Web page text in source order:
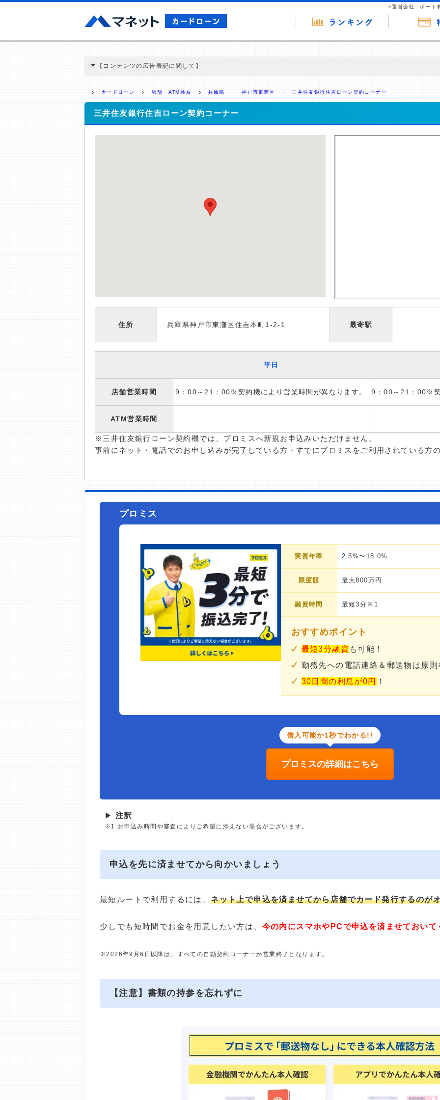
>運営会社：ポート
【コンテンツの広告表記に関して】
ミ収集などに基づき、公平性を担保した情報提供を行っています。
>提携企業一覧
カードローン 店舗・ATM検索 兵庫県 神戸市東灘区 三井住友銀行住吉ローン契約コーナー
三井住友銀行住吉ローン契約コーナー
住所 兵庫県神戸市東灘区住吉本町1-2-1 最寄駅
平日
店舗営業時間 9：00～21：00※契約機により営業時間が異なります。 9：00～21：00※
ATM営業時間
※三井住友銀行ローン契約機では、プロミスへ新規お申込みいただけません。
事前にネット・電話でのお申し込みが完了している方・すでにプロミスをご利用されている方
プロミス
実質年率 2.5%〜18.0%
限度額 最大800万円
融資時間 最短3分※1
おすすめポイント
最短3分融資 も可能！
勤務先への電話連絡＆郵送物は原則
30日間の利息が0円
！
借入可能か1秒でわかる!!
プロミスの詳細はこちら
▶ 注釈
※1.お申込み時間や審査によりご希望に添えない場合がございます。
申込を先に済ませてから向かいましょう
最短ルートで利用するには、ネット上で申込を済ませてから店舗でカード発行するのが
少しでも短時間でお金を用意したい方は、 今の内にスマホやPCで申込を済ませておいて
※2026年9月6日以降は、すべての自動契約コーナーが営業終了となります。
【注意】書類の持参を忘れずに